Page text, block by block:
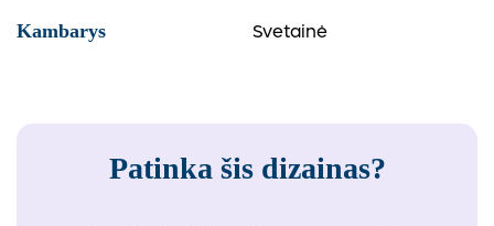
Kambarys Svetainė
Patinka šis dizainas?